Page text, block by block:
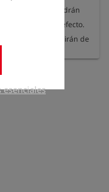
mediciones podrán
haya surtido efecto.
y se deducirán de
puede